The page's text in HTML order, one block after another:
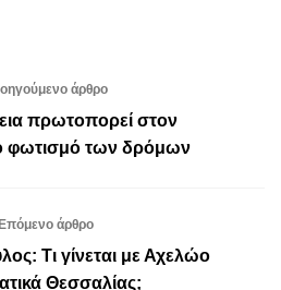
άρθρο
πρωτοπορεί στον
φωτισμό των δρόμων
Επόμενο άρθρο
Τι γίνεται με Αχελώο
Θεσσαλίας;